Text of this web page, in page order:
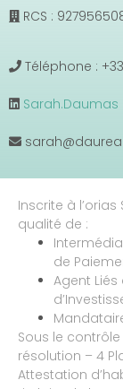
RCS :
Téléphone :
Sarah.Daumas
Inscrite à l’orias
qualité de :
de
Agent
Sous le
résolution – 4
Attestation